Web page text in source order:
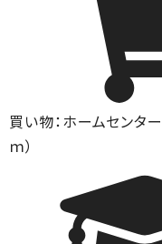
買い物：ホームセンター
ｍ）